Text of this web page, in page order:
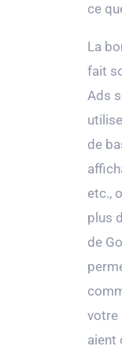
ce
La
fait
Ads
de
etc.,
plus
de
votre
aient